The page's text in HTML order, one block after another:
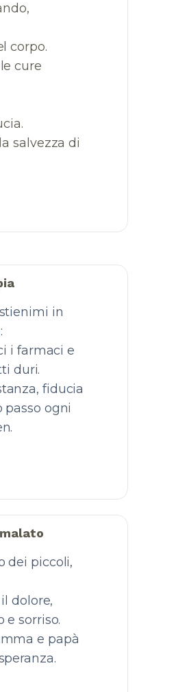
corpo.
cure
salvezza di
in
i farmaci e
duri.
fiducia
passo ogni
dei piccoli,
dolore,
e sorriso.
e papà